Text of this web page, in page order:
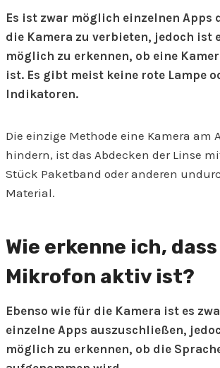
Es ist zwar möglich einzelnen Apps
die Kamera zu verbieten, jedoch ist
möglich zu erkennen, ob eine
ist. Es gibt meist keine rote Lampe
Indikatoren.
Die einzige Methode eine Kamera am
hindern, ist das Abdecken der Linse
Stück Paketband oder anderen
Material.
Wie erkenne ich,
Mikrofon aktiv ist?
Ebenso wie für die Kamera ist es
einzelne Apps auszuschließen,
möglich zu erkennen, ob die